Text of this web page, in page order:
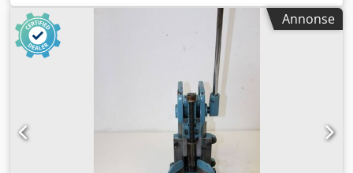
Aknja Bordmodell Manuell betjening Online
videoinspeksjon via Skype Vi ønsker deg hjertelig
velkommen til besøk – flere maskiner på lager Umiddelbart
tilgjengelig – kan inspiseres På lager i Emskirchen /
Annonse